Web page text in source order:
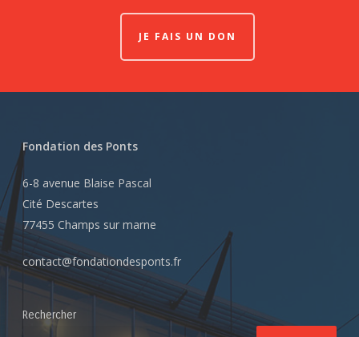
JE FAIS UN DON
Fondation des Ponts
6-8 avenue Blaise Pascal
Cité Descartes
77455 Champs sur marne
contact@fondationdesponts.fr
Rechercher